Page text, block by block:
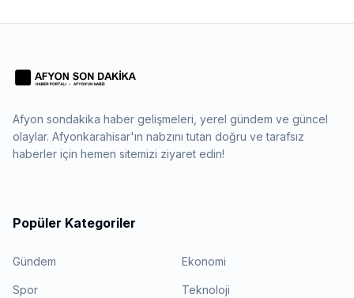
Afyon sondakika haber gelişmeleri, yerel gündem ve güncel
olaylar. Afyonkarahisar'ın nabzını tutan doğru ve tarafsız
haberler için hemen sitemizi ziyaret edin!
Popüler Kategoriler
Gündem Ekonomi
Spor Teknoloji